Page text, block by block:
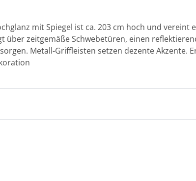
mit Spiegel ist ca. 203 cm hoch und vereint
zeitgemäße Schwebetüren, einen
Metall-Griffleisten setzen dezente Akzente.